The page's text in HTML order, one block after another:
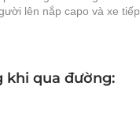
lên nắp capo và xe tiếp
qua đường: